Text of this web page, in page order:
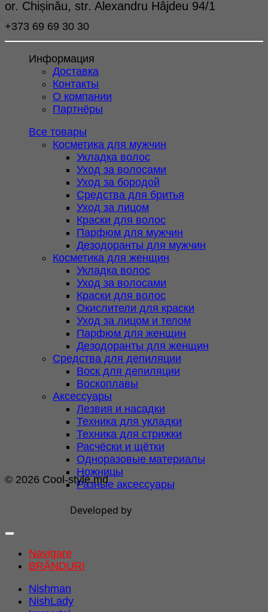
or. Chișinău, str. Alexandru Hâjdeu 94/1
+373 69 69 30 30
Информация
Доставка
Контакты
О компании
Партнёры
Все товары
Косметика для мужчин
Укладка волос
Уход за волосами
Уход за бородой
Средства для бритья
Уход за лицом
Краски для волос
Парфюм для мужчин
Дезодоранты для мужчин
Косметика для женщин
Укладка волос
Уход за волосами
Краски для волос
Окислители для краски
Уход за лицом и телом
Парфюм для женщин
Дезодоранты для женщин
Средства для депиляции
Воск для депиляции
Воскоплавы
Аксессуары
Лезвия и насадки
Техника для укладки
Техника для стрижки
Расчёски и щётки
Одноразовые материалы
Ножницы
Разные аксессуары
© 2026 Cool-style.md
Developed by
Navigare
BRĂNDURI
Nishman
NishLady